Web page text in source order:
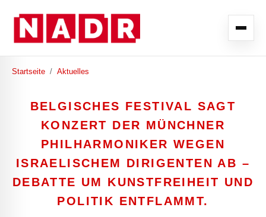
Startseite / Aktuelles
BELGISCHES FESTIVAL SAGT
KONZERT DER MÜNCHNER
PHILHARMONIKER WEGEN
ISRAELISCHEM DIRIGENTEN AB –
DEBATTE UM KUNSTFREIHEIT UND
POLITIK ENTFLAMMT.